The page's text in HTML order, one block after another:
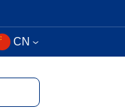
CN